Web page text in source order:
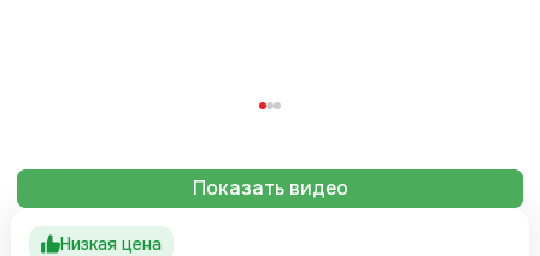
Показать видео
Низкая цена